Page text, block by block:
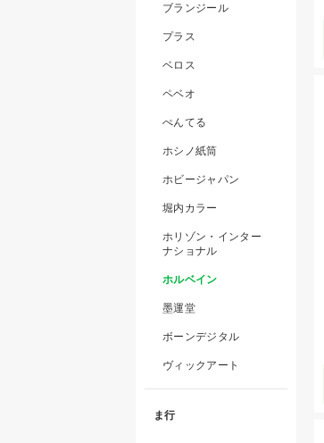
ブランジール
プラス
ベロス
ペベオ
ぺんてる
ホシノ紙筒
ホビージャパン
堀内カラー
ホリゾン・インター
ナショナル
ホルベイン
墨運堂
ボーンデジタル
ヴィックアート
ま行